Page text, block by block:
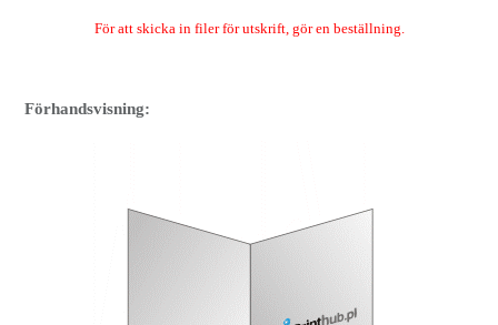
För att skicka in filer för utskrift, gör en beställning.
Förhandsvisning: